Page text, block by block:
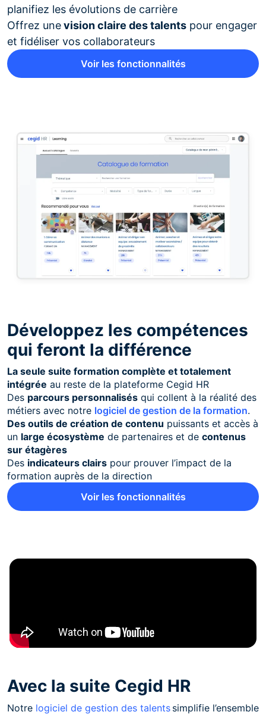
planifiez les évolutions de carrière
Offrez unevision claire des talents pour engager
et fidéliser vos collaborateurs
Voir les fonctionnalités
Développez les compétences
qui feront la différence
La seule suite formation complète et totalement
intégrée au reste de la plateforme Cegid HR
Des parcours personnalisés qui collent à la réalité des
métiers avec notre logiciel de gestion de la formation.
Des outils de création de contenu puissants et accès à
un large écosystème de partenaires et de contenus
sur étagères
Des indicateurs clairs pour prouver l’impact de la
formation auprès de la direction
Voir les fonctionnalités
Avec la suite Cegid HR
Notre logiciel de gestion des talents simplifie l’ensemble